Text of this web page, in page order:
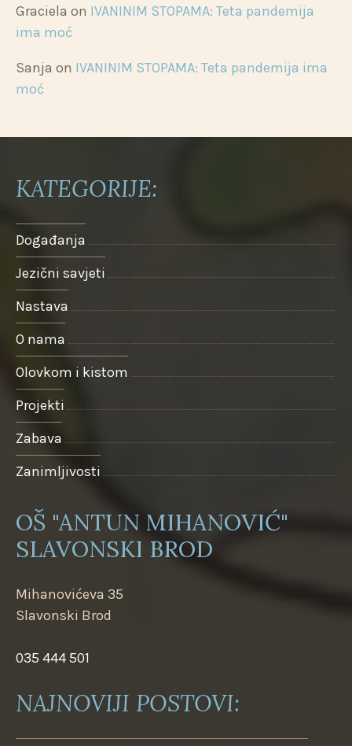
Graciela on IVANINIM STOPAMA: Teta pandemija
ima moć
Sanja on IVANINIM STOPAMA: Teta pandemija ima
moć
KATEGORIJE:
Događanja
Jezični savjeti
Nastava
O nama
Olovkom i kistom
Projekti
Zabava
Zanimljivosti
OŠ "ANTUN MIHANOVIĆ"
SLAVONSKI BROD
Mihanovićeva 35
Slavonski Brod
035 444 501
NAJNOVIJI POSTOVI: